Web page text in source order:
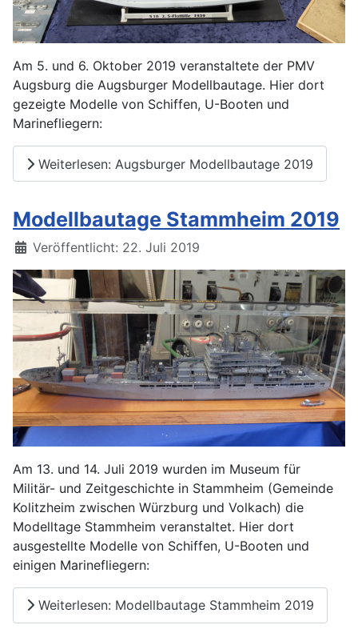
Am 5. und 6. Oktober 2019 veranstaltete der PMV
Augsburg die Augsburger Modellbautage. Hier dort
gezeigte Modelle von Schiffen, U-Booten und
Marinefliegern:
Weiterlesen: Augsburger Modellbautage 2019
Modellbautage Stammheim 2019
Details
Veröffentlicht: 22. Juli 2019
Am 13. und 14. Juli 2019 wurden im Museum für
Militär- und Zeitgeschichte in Stammheim (Gemeinde
Kolitzheim zwischen Würzburg und Volkach) die
Modelltage Stammheim veranstaltet. Hier dort
ausgestellte Modelle von Schiffen, U-Booten und
einigen Marinefliegern:
Weiterlesen: Modellbautage Stammheim 2019